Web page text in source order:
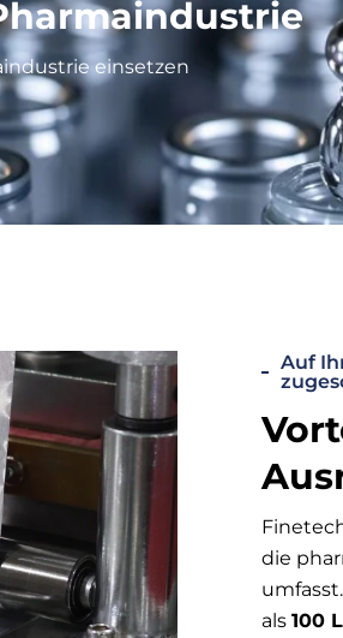
einsetzen
Auf
die
als 100